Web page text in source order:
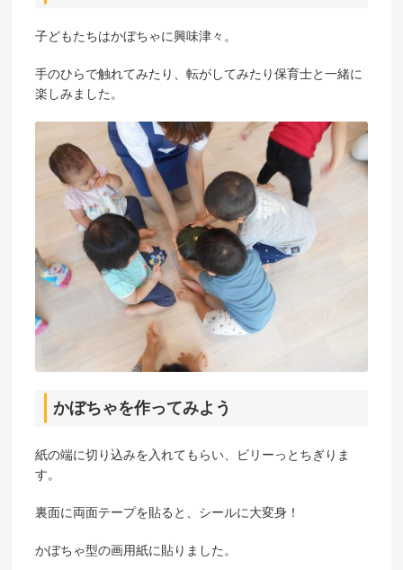
子どもたちはかぼちゃに興味津々。
手のひらで触れてみたり、転がしてみたり保育士と一緒に
楽しみました。
かぼちゃを作ってみよう
紙の端に切り込みを入れてもらい、ビリーっとちぎりま
す。
裏面に両面テープを貼ると、シールに大変身！
かぼちゃ型の画用紙に貼りました。